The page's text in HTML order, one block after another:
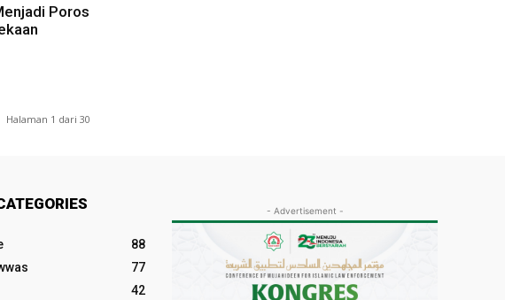
Poros
Halaman 1 dari 30
88
77
42
- Advertisement -